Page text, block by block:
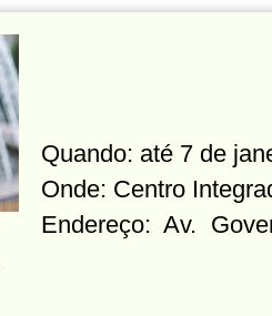
Quando: até 7 de
Onde: Centro
Endereço: Av.